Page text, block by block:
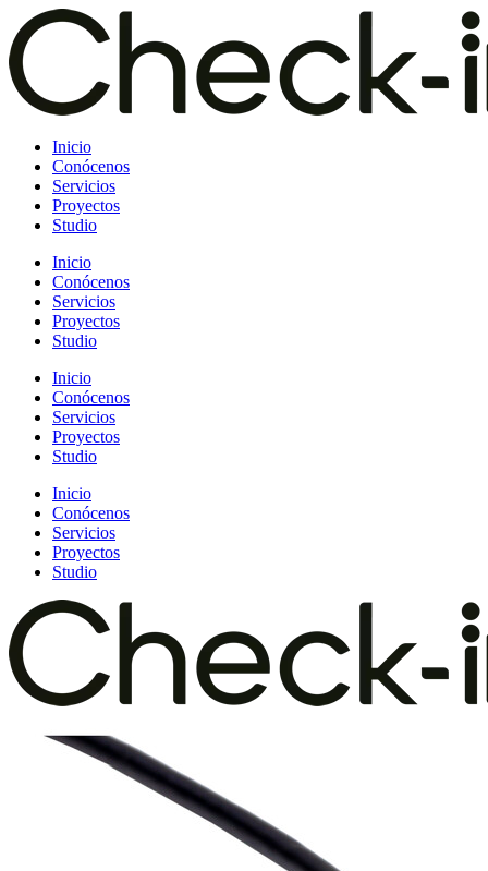
Saltar
al
contenido
Inicio
Conócenos
Servicios
Proyectos
Studio
Inicio
Conócenos
Servicios
Proyectos
Studio
Inicio
Conócenos
Servicios
Proyectos
Studio
Inicio
Conócenos
Servicios
Proyectos
Studio